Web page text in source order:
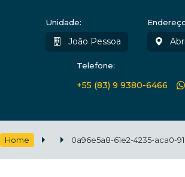
Unidade:
João Pessoa
Telefone:
+55 (83) 9 9380-6466
Home 0a96e5a8-61e2-4235-aca0-